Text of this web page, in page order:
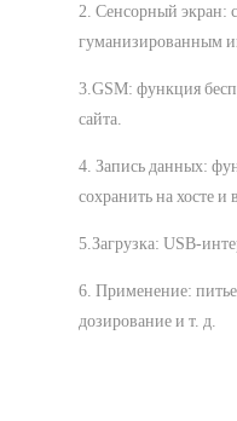
2. Сенсорный экран:
гуманизированным
3.GSM: функция
сайта.
4. Запись данных:
сохранить на хосте и
5.Загрузка: USB-
6. Применение:
дозирование и т. д.